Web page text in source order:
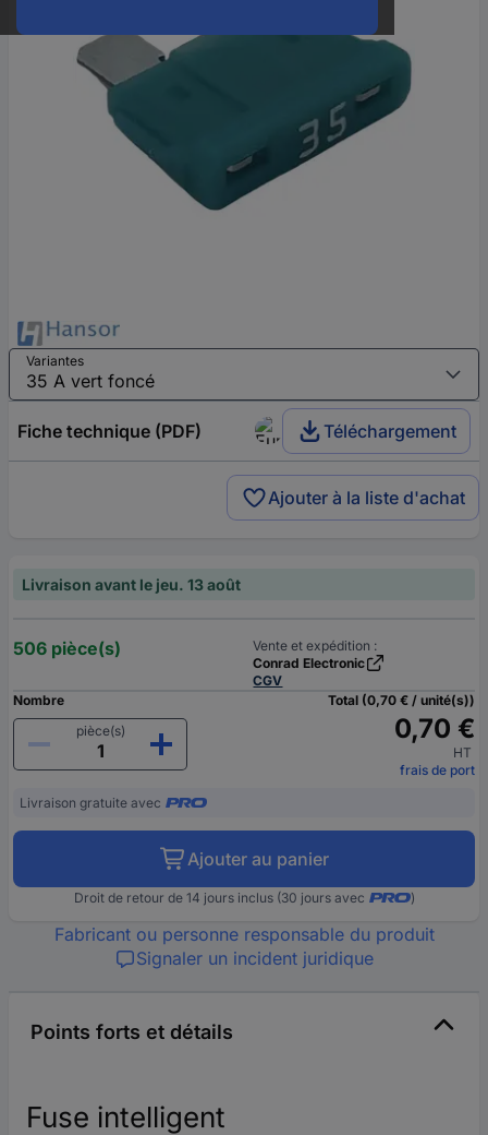
Variantes
Fiche technique (PDF) Téléchargement
Ajouter à la liste d'achat
Livraison avant le jeu. 13 août
506 pièce(s)
Vente et expédition :
Conrad Electronic
CGV
Nombre
pièce(s)
Total (0,70 € / unité(s))
0,70 €
HT
frais de port
Livraison gratuite avec
Ajouter au panier
Droit de retour de 14 jours inclus (30 jours avec )
Fabricant ou personne responsable du produit
Signaler un incident juridique
Points forts et détails
Fuse intelligent